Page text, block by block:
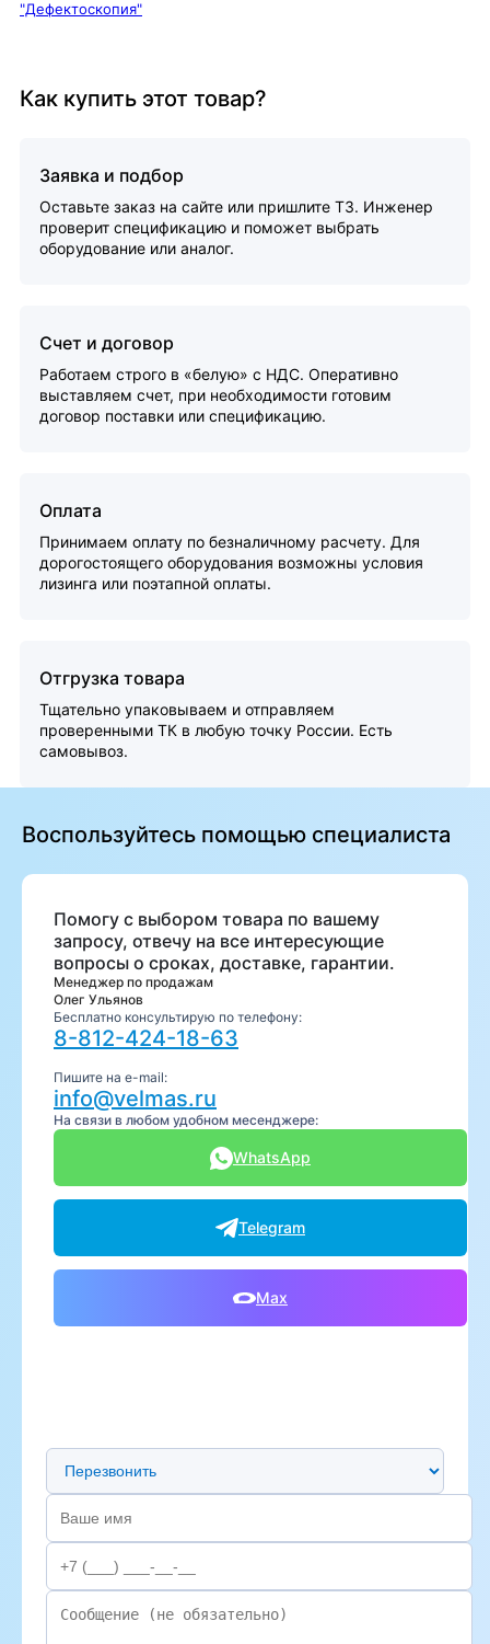
"Дефектоскопия"
Как купить этот товар?
Заявка и подбор
Оставьте заказ на сайте или пришлите ТЗ. Инженер
проверит спецификацию и поможет выбрать
оборудование или аналог.
Счет и договор
Работаем строго в «белую» с НДС. Оперативно
выставляем счет, при необходимости готовим
договор поставки или спецификацию.
Оплата
Принимаем оплату по безналичному расчету. Для
дорогостоящего оборудования возможны условия
лизинга или поэтапной оплаты.
Отгрузка товара
Тщательно упаковываем и отправляем
проверенными ТК в любую точку России. Есть
самовывоз.
Воспользуйтесь помощью специалиста
Помогу с выбором товара по вашему
запросу, отвечу на все интересующие
вопросы о сроках, доставке, гарантии.
Менеджер по продажам
Олег Ульянов
Бесплатно консультирую по телефону:
8-812-424-18-63
Пишите на e-mail:
info@velmas.ru
На связи в любом удобном месенджере:
WhatsApp
Telegram
Max
Предпочтительный способ связи